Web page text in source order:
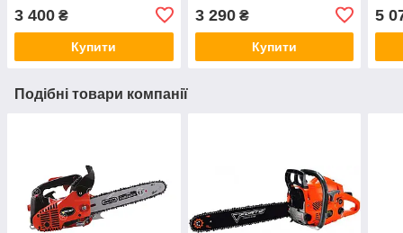
3 400 ₴
Купити
3 290₴
Купити
5
Подібні товари компанії